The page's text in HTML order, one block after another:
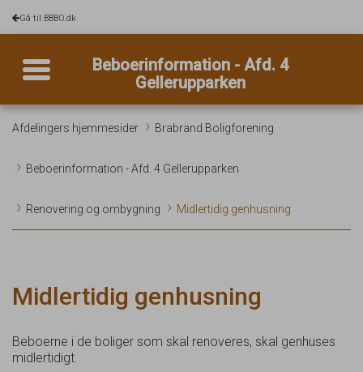
Gå til BBBO.dk
Toggle navigationBeboerinformation - Afd. 4
Gellerupparken
Afdelingers hjemmesider Brabrand Boligforening
Beboerinformation - Afd. 4 Gellerupparken
Renovering og ombygning Midlertidig genhusning
Midlertidig genhusning
Beboerne i de boliger som skal renoveres, skal genhuses
midlertidigt.